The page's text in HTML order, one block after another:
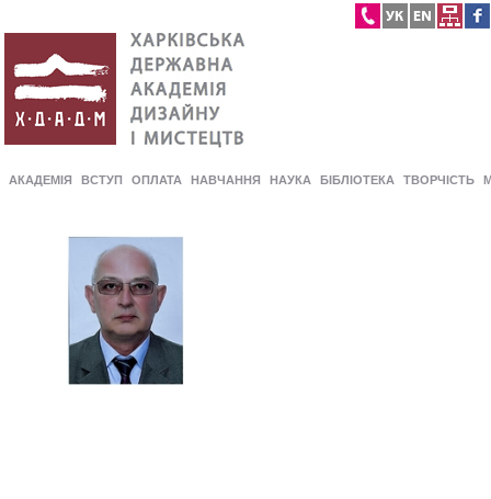
АКАДЕМІЯ ВСТУП ОПЛАТА НАВЧАННЯ НАУКА БІБЛІОТЕКА ТВОРЧІСТЬ